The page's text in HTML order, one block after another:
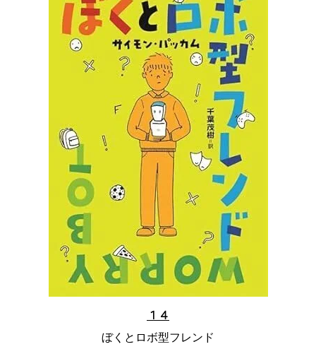
１４
ぼくとロボ型フレンド